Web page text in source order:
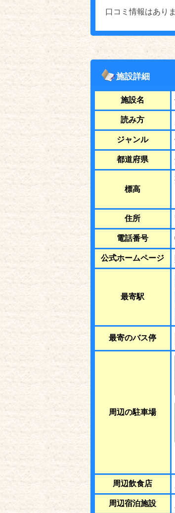
口コミ情報はあり
施設詳
施設名
読み方
ジャンル
都道府県
標高
住所
電話番号
公式ホームページ
最寄駅
最寄のバス停
周辺の駐車場
周辺飲食店
周辺宿泊施設